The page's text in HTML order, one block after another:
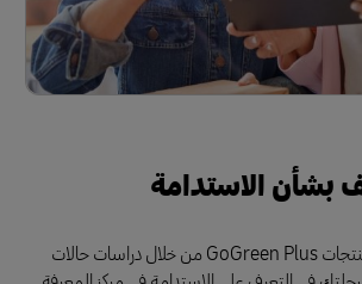
بشأن الاستدامة
تعرَّف على المزيد عن منتجات GoGreen Plus من خلال دراسات حالات